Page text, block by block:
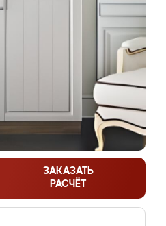
ЗАКАЗАТЬ
РАСЧЁТ